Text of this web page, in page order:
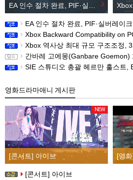
2
EA 인수 절차 완료, PIF·실버레이크 컨소시엄 산하 편입 Xbox
EA 인수 절차 완료, PIF·실버레이크
Xbox Backward Compatibility on
Xbox 역사상 최대 규모 구조조정, 3200명 감원
간바레 고에몽(Ganbare Goemon)
SIE 스튜디오 총괄 헤르만 훌스트, Bungie 구조
영화드라마애니 게시판
NEW
[콘서트] 아이브
[콘서트] 아이브